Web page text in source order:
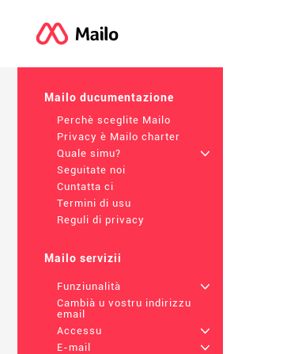
Mailo ducumentazione
Perchè sceglite Mailo
Privacy è Mailo charter
Quale simu?
+
Seguitate noi
Cuntatta ci
Termini di usu
Reguli di privacy
Mailo servizii
Funziunalità
+
Cambià u vostru indirizzu
email
Accessu
+
E-mail
+